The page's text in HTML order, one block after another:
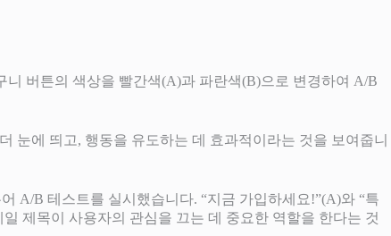
버튼의 색상을 빨간색(A)과 파란색(B)으로 변경하여 A/B
눈에 띄고, 행동을 유도하는 데 효과적이라는 것을 보여줍니
A/B 테스트를 실시했습니다. “지금 가입하세요!”(A)와 “특
제목이 사용자의 관심을 끄는 데 중요한 역할을 한다는 것